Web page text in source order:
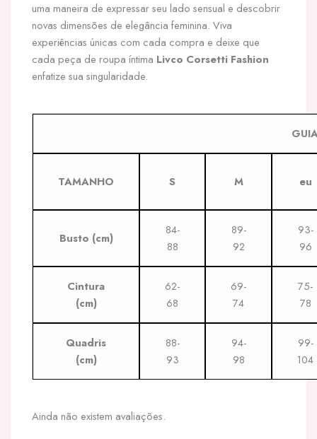
uma maneira de expressar seu lado sensual e descobrir
novas dimensões de elegância feminina. Viva
experiências únicas com cada compra e deixe que
cada peça de roupa íntima Livco Corsetti Fashion
enfatize sua singularidade.
TAMANHO S M eu
Busto (cm)
84-
88
89-
92
93-
96
Cintura
(cm)
62-
68
69-
74
75-
78
Quadris
(cm)
88-
93
94-
98
99-
104
Ainda não existem avaliações.